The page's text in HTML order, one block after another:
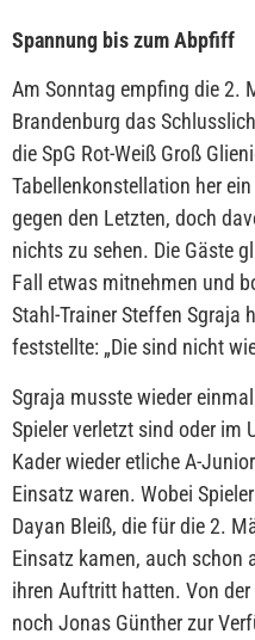
Spannung bis zum Abpfiff
Am Sonntag empfing die 2.
Brandenburg das
die SpG Rot-Weiß Groß
Tabellenkonstellation her
gegen den Letzten, doch
nichts zu sehen. Die Gäste
Fall etwas mitnehmen und
Stahl-Trainer Steffen Sgraja
feststellte: „Die sind nicht
Sgraja musste wieder
Spieler verletzt sind oder im
Kader wieder etliche A-
Einsatz waren. Wobei
Dayan Bleiß, die für die 2.
Einsatz kamen, auch
ihren Auftritt hatten. Von
noch Jonas Günther zur